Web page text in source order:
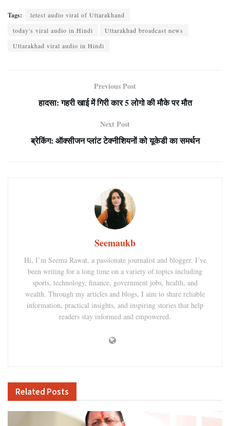
Tags:
letest audio viral of Uttarakhand
today's viral audio in Hindi
Uttarakhad broadcast news
Uttarakhad viral audio in Hindi
Previous Post
हादसा: गहरी खाई में गिरी कार 5 लोगो की मौके पर मौत
Next Post
ब्रेकिंग: ऑक्सीजन प्लांट टेक्नीशियनों को यूकेडी का समर्थन
Seemaukb
Hi, I’m Seema Rawat, a passionate journalist and blogger. I’ve
been writing for a long time on a variety of topics including
sports, technology, finance, government jobs, health, and
wealth. Through my articles and blogs, I aim to share reliable
information, practical insights, and inspiring stories that help
readers stay informed and empowered.
Related Posts